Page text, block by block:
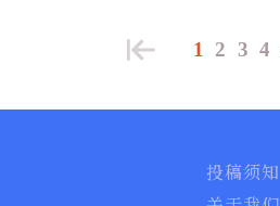
1 2 3 4
投稿须知